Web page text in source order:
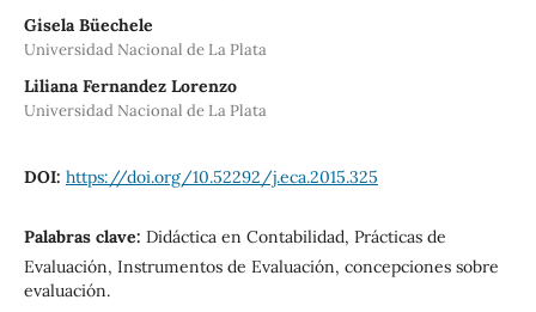
Gisela Büechele
Universidad Nacional de La Plata
Liliana Fernandez Lorenzo
Universidad Nacional de La Plata
DOI: https://doi.org/10.52292/j.eca.2015.325
Palabras clave: Didáctica en Contabilidad, Prácticas de
Evaluación, Instrumentos de Evaluación, concepciones sobre
evaluación.